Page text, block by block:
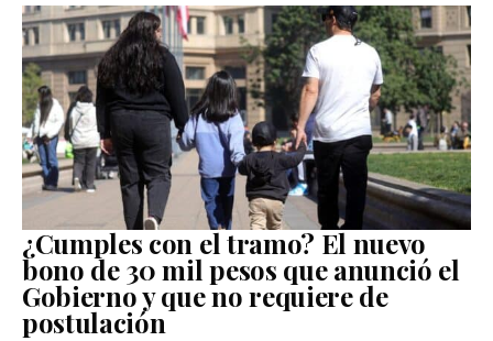
¿Cumples con el tramo? El nuevo
bono de 30 mil pesos que anunció el
Gobierno y que no requiere de
postulación